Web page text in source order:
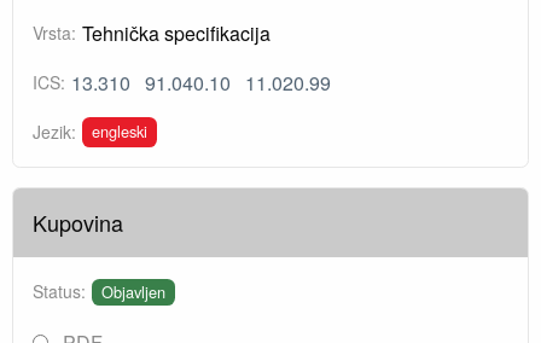
Vrsta: Tehnička specifikacija
ICS: 13.310 91.040.10 11.020.99
Jezik: engleski
Kupovina
Status: Objavljen